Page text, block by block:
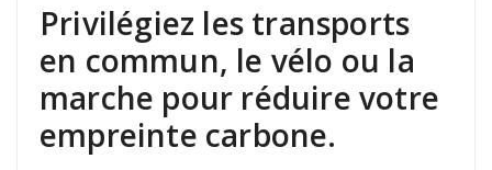
Privilégiez les transports
en commun, le vélo ou la
marche pour réduire votre
empreinte carbone.